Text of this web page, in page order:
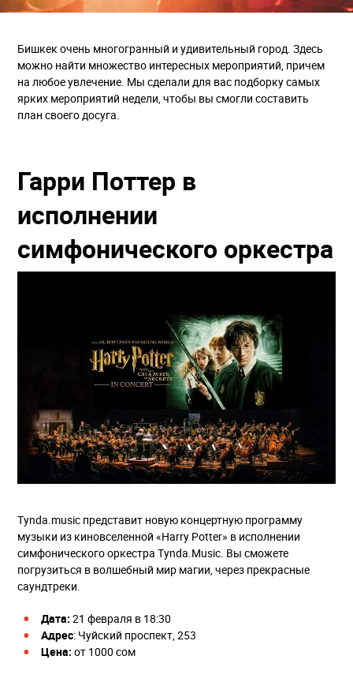
Бишкек очень многогранный и удивительный город. Здесь
можно найти множество интересных мероприятий, причем
на любое увлечение. Мы сделали для вас подборку самых
ярких мероприятий недели, чтобы вы смогли составить
план своего досуга.
Гарри Поттер в
исполнении
симфонического оркестра
Tynda.music представит новую концертную программу
музыки из киновселенной «Harry Potter» в исполнении
симфонического оркестра Tynda.Music. Вы сможете
погрузиться в волшебный мир магии, через прекрасные
саундтреки.
Дата: 21 февраля в 18:30
Адрес: Чуйский проспект, 253
Цена: от 1000 сом